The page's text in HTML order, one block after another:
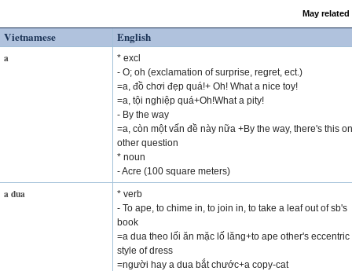
May
Vietnamese English
a
* excl
- O; oh (exclamation of surprise, regret, ect.)
=a, đồ chơi đẹp quá!+ Oh! What a nice toy!
=a, tội nghiệp quá+Oh!What a pity!
- By the way
=a, còn một vấn đề này nữa +By the way, there's this
other question
* noun
- Acre (100 square meters)
a dua
* verb
- To ape, to chime in, to join in, to take a leaf out of sb's
book
=a dua theo lối ăn mặc lố lăng+to ape other's eccentric
style of dress
=người hay a dua bắt chước+a copy-cat